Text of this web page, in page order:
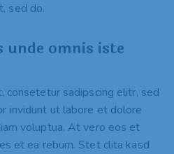
sed do.
unde omnis iste
consetetur sadipscing elitr, sed
invidunt ut labore et dolore
voluptua. At vero eos et
et ea rebum. Stet clita kasd